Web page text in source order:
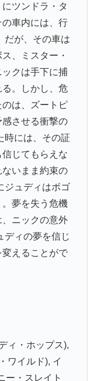
ツンドラ・タ
車内には、行
だが、その車は
、ミスター・
クは手下に捕
。しかし、危
は、ズートピ
させる衝撃の
時には、その証
じてもらえな
いまま約束の
ュディはボゴ
夢を失う危機
ニックの意外
ィの夢を信じ
えることがで
ィ・ホップス),
ワイルド), イ
ー・スレイト